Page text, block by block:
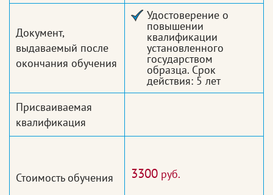
Документ,
выдаваемый после
окончания обучения
Удостоверение о
повышении
квалификации
установленного
государством
образца. Срок
действия: 5 лет
Присваиваемая
квалификация
Стоимость обучения 3300 руб.